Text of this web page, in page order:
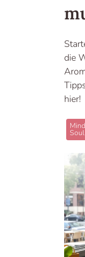
die
hier!
Soul